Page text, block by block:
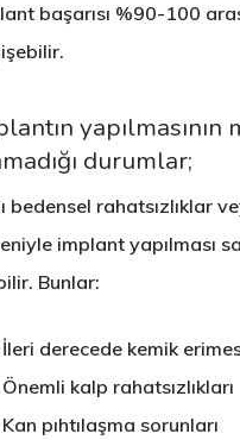
başarısı %90-100
yapılmasının
durumlar;
bedensel rahatsızlıklar
implant yapılması
Bunlar:
İleri derecede kemik
Önemli kalp rahatsızlıkları
Kan pıhtılaşma sorunları